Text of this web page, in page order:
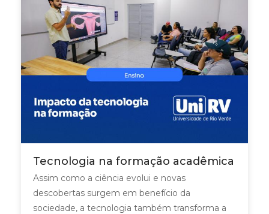
Tecnologia na formação acadêmica
Assim como a ciência evolui e novas
descobertas surgem em benefício da
sociedade, a tecnologia também transforma a